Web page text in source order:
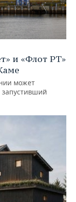
и «Флот РТ»
может
запустивший